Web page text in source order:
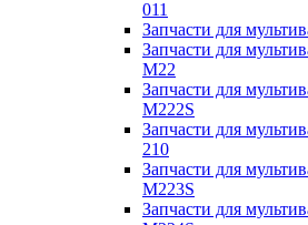
011
Запчасти для
Запчасти для
M22
Запчасти для
M222S
Запчасти для
210
Запчасти для
M223S
Запчасти для